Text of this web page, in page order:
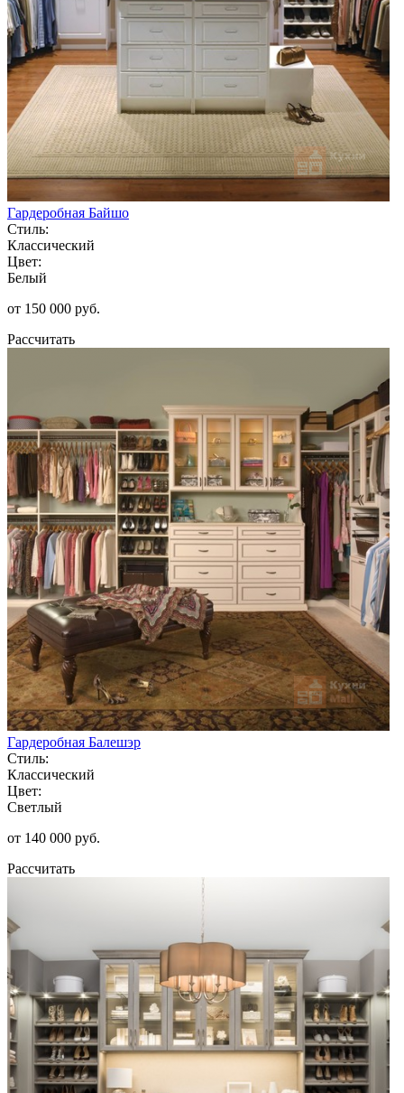
Гардеробная Байшо
Стиль:
Классический
Цвет:
Белый
от 150 000 руб.
Рассчитать
Гардеробная Балешэр
Стиль:
Классический
Цвет:
Светлый
от 140 000 руб.
Рассчитать